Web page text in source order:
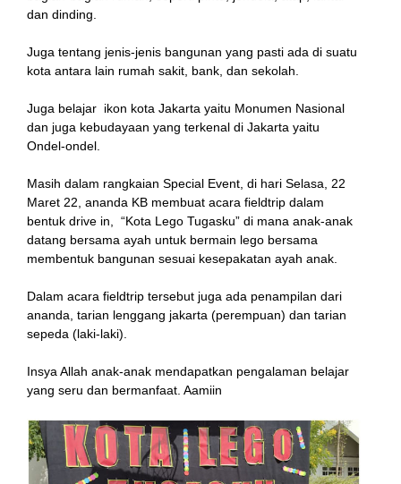
dan dinding.
Juga tentang jenis-jenis bangunan yang pasti ada di suatu
kota antara lain rumah sakit, bank, dan sekolah.
Juga belajar ikon kota Jakarta yaitu Monumen Nasional
dan juga kebudayaan yang terkenal di Jakarta yaitu
Ondel-ondel.
Masih dalam rangkaian Special Event, di hari Selasa, 22
Maret 22, ananda KB membuat acara fieldtrip dalam
bentuk drive in, “Kota Lego Tugasku” di mana anak-anak
datang bersama ayah untuk bermain lego bersama
membentuk bangunan sesuai kesepakatan ayah anak.
Dalam acara fieldtrip tersebut juga ada penampilan dari
ananda, tarian lenggang jakarta (perempuan) dan tarian
sepeda (laki-laki).
Insya Allah anak-anak mendapatkan pengalaman belajar
yang seru dan bermanfaat. Aamiin